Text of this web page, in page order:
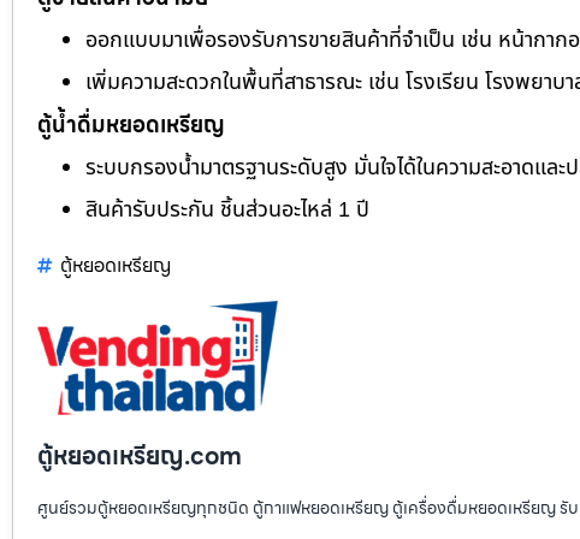
ออกแบบมาเพื่อรองรับการขายสินค้าที่จำเป็น เช่น หน้าก
เพิ่มความสะดวกในพื้นที่สาธารณะ เช่น โรงเรียน โรงพยาบ
ตู้น้ำดื่มหยอดเหรียญ
ระบบกรองน้ำมาตรฐานระดับสูง มั่นใจได้ในความสะอาดแล
สินค้ารับประกัน ชิ้นส่วนอะไหล่ 1 ปี
ตู้หยอดเหรียญ
ตู้หยอดเหรียญ.com
ศูนย์รวมตู้หยอดเหรียญทุกชนิด ตู้กาแฟหยอดเหรียญ ตู้เครื่องดื่มหยอดเหรียญ รับ